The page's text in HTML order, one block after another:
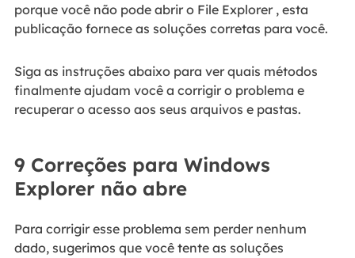
porque você não pode abrir o File Explorer , esta
publicação fornece as soluções corretas para você.
Siga as instruções abaixo para ver quais métodos
finalmente ajudam você a corrigir o problema e
recuperar o acesso aos seus arquivos e pastas.
9 Correções para Windows
Explorer não abre
Para corrigir esse problema sem perder nenhum
dado, sugerimos que você tente as soluções